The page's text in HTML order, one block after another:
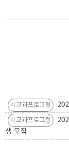
비교과프로그램
비교과프로그램
생 모집